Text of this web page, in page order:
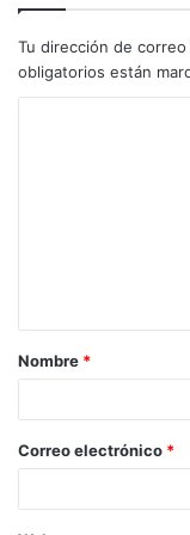
colaboración con la
Tu dirección de
obligatorios están
Nombre *
Correo electrónico *